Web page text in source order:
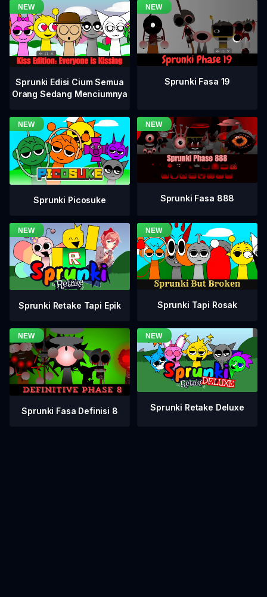
Sprunki Edisi Cium Semua
Orang Sedang Menciumnya
Sprunki Fasa 19
Sprunki Picosuke Sprunki Fasa 888
Sprunki Retake Tapi Epik Sprunki Tapi Rosak
Sprunki Fasa Definisi 8 Sprunki Retake Deluxe